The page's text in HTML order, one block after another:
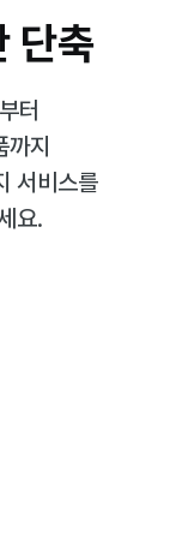
단축
터
지
서비스를
요.